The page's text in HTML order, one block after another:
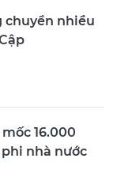
nhiều
16.000
nhà nước